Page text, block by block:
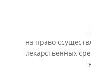
на право
лекарственных